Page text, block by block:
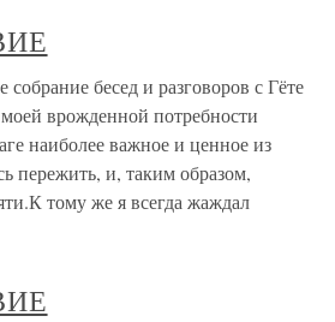
бесед и разговоров с Гёте
врожденной потребности
наиболее важное и ценное из
пережить, и, таким образом,
тому же я всегда жаждал